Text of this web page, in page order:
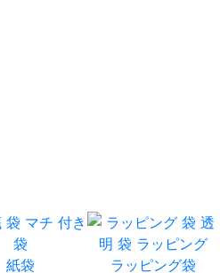
紙袋 ラッピング袋